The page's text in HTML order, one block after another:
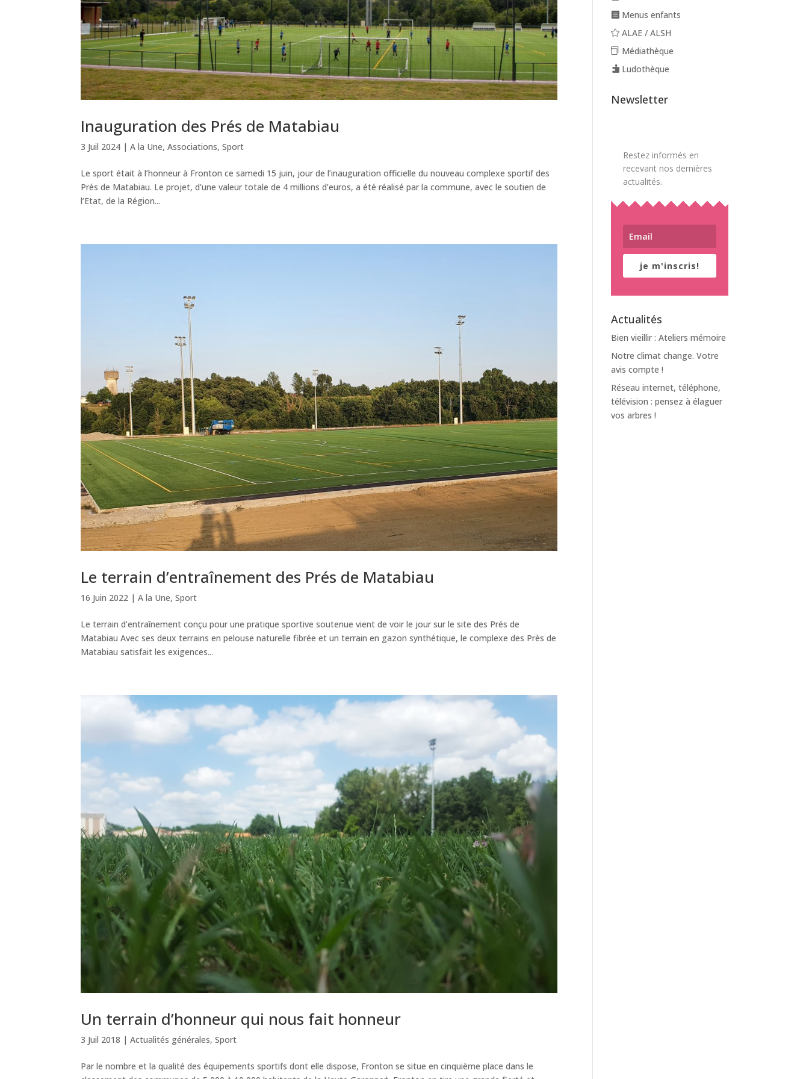
Inauguration des Prés de Matabiau
3 Juil 2024 |A la Une,Associations,Sport
Le sport était à l’honneur à Fronton ce samedi 15 juin, jour de l’inauguration officielle du nouveau complexe sportif des
Prés de Matabiau. Le projet, d’une valeur totale de 4 millions d’euros, a été réalisé par la commune, avec le soutien de
l’Etat, de la Région...
Le terrain d’entraînement des Prés de Matabiau
16 Juin 2022 |A la Une,Sport
Le terrain d’entraînement conçu pour une pratique sportive soutenue vient de voir le jour sur le site des Prés de
Matabiau Avec ses deux terrains en pelouse naturelle fibrée et un terrain en gazon synthétique, le complexe des Près de
Matabiau satisfait les exigences...
Un terrain d’honneur qui nous fait honneur
3 Juil 2018 |Actualités générales,Sport
Par le nombre et la qualité des équipements sportifs dont elle dispose, Fronton se situe en cinquième place dans le
Menus enfants
ALAE / ALSH
Médiathèque
Ludothèque
Newsletter
Restez informés en
recevant nos dernières
actualités.
je m'inscris!
Actualités
Bien vieillir : Ateliers mémoire
Notre climat change. Votre
avis compte !
Réseau internet, téléphone,
télévision : pensez à élaguer
vos arbres !